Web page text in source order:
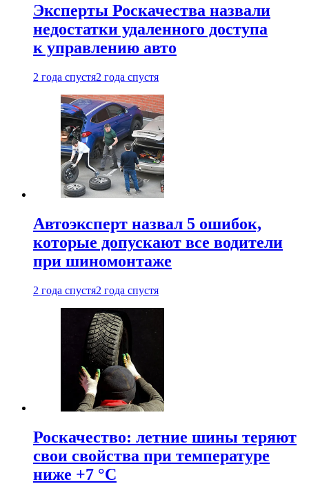
Эксперты Роскачества назвали
недостатки удаленного доступа
к управлению авто
2 года спустя2 года спустя
Автоэксперт назвал 5 ошибок,
которые допускают все водители
при шиномонтаже
2 года спустя2 года спустя
Роскачество: летние шины теряют
свои свойства при температуре
ниже +7 °C